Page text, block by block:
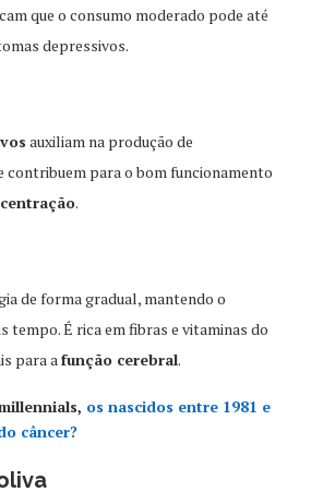
que o consumo moderado pode até
depressivos.
auxiliam na produção de
contribuem para o bom funcionamento
.
de forma gradual, mantendo o
tempo. É rica em fibras e vitaminas do
para afunção cerebral.
os nascidos entre 1981 e
câncer?